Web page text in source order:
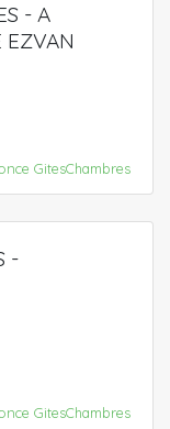
- A
GitesChambres
-
GitesChambres